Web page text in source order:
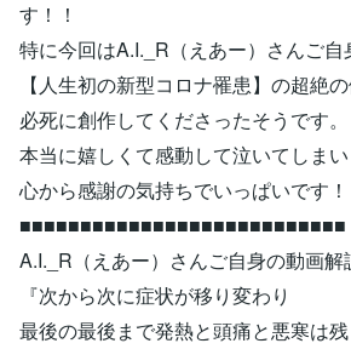
す！！
特に今回はA.I._R（えあー）さんご自
【人生初の新型コロナ罹患】の超絶
必死に創作してくださったそうです。
本当に嬉しくて感動して泣いてしまい
心から感謝の気持ちでいっぱいです
■■■■■■■■■■■■■■■■■■■■■■■■■■■
A.I._R（えあー）さんご自身の動画解
『次から次に症状が移り変わり
最後の最後まで発熱と頭痛と悪寒は